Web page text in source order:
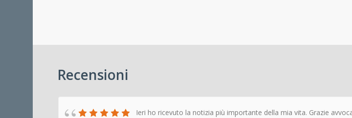
Recensioni
Ieri ho ricevuto la notizia più importante della mia vita. Grazie